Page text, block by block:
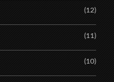
(12)
(11)
(10)